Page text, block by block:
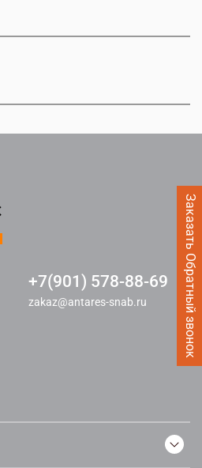
Заказать Обратный звонок
+7(901) 578-88-69
zakaz@antares-snab.ru